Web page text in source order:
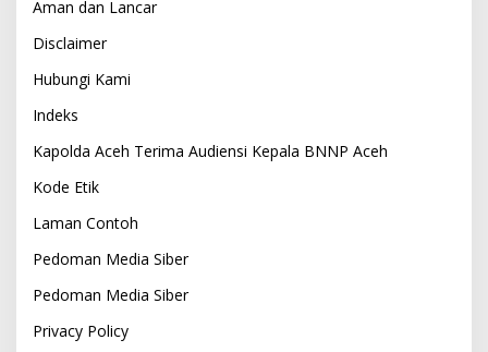
Aman dan Lancar
Disclaimer
Hubungi Kami
Indeks
Kapolda Aceh Terima Audiensi Kepala BNNP Aceh
Kode Etik
Laman Contoh
Pedoman Media Siber
Pedoman Media Siber
Privacy Policy